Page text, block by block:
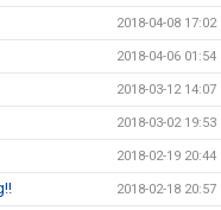
2018-04-08 17:02
2018-04-06 01:54
2018-03-12 14:07
2018-03-02 19:53
2018-02-19 20:44
2018-02-18 20:57